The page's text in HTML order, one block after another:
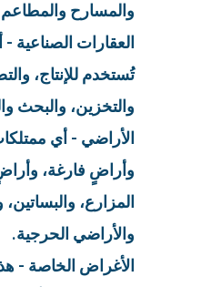
والمسارح
العقارات الصناعية
تُستخدم للإنتاج،
والتخزين، والبحث
الأراضي - أي
وأراضٍ فارغة،
المزارع،
والأراضي الحرجية.
الأغراض الخاصة -